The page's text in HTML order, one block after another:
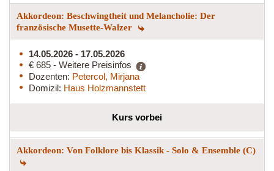
Akkordeon: Beschwingtheit und Melancholie: Der
französische Musette-Walzer
14.05.2026 - 17.05.2026
€ 685 - Weitere Preisinfos
Dozenten: Petercol, Mirjana
Domizil: Haus Holzmannstett
Kurs vorbei
Akkordeon: Von Folklore bis Klassik - Solo & Ensemble (C)